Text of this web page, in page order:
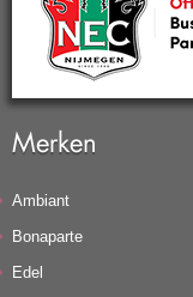
Merken
Ambiant
Bonaparte
Edel